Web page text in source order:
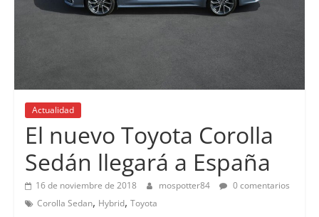
Actualidad
El nuevo Toyota Corolla
Sedán llegará a España
16 de noviembre de 2018 mospotter84
0 comentarios
Corolla Sedan, Hybrid, Toyota